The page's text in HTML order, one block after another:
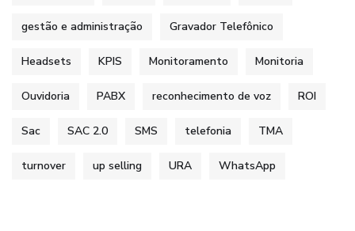
gestão e administração Gravador Telefônico
Headsets KPIS Monitoramento Monitoria
Ouvidoria PABX reconhecimento de voz ROI
Sac SAC 2.0 SMS telefonia TMA
turnover up selling URA WhatsApp